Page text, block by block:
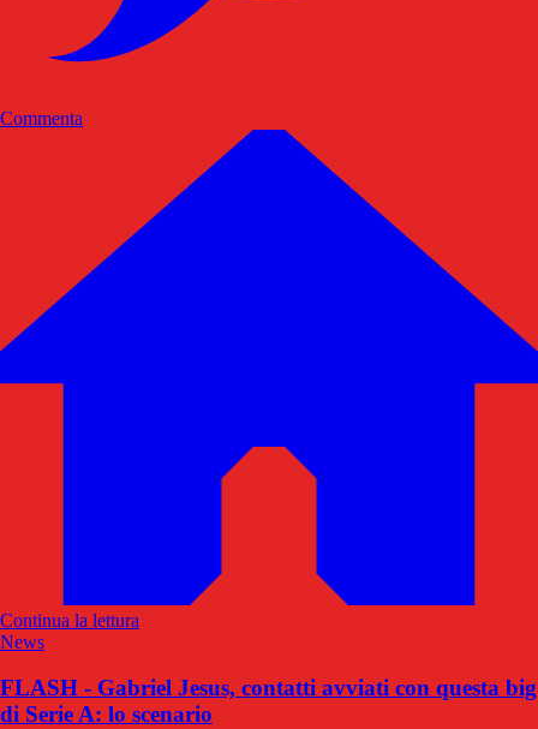
Commenta
Continua la lettura
News
FLASH - Gabriel Jesus, contatti avviati con questa big
di Serie A: lo scenario